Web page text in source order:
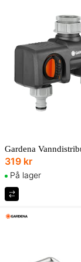
319 kr
På lager